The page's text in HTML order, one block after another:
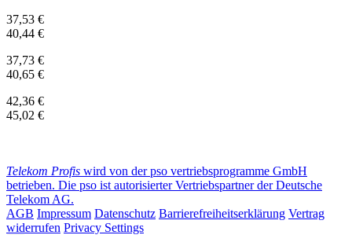
37,53 €
40,44 €
37,73 €
40,65 €
42,36 €
45,02 €
Telekom Profis wird von der pso vertriebsprogramme GmbH
betrieben. Die pso ist autorisierter Vertriebspartner der Deutsche
Telekom AG.
AGB Impressum Datenschutz Barrierefreiheitserklärung Vertrag
widerrufen Privacy Settings